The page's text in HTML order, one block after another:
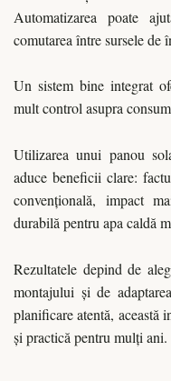
Automatizarea poate
comutarea între sursele de
Un sistem bine integrat
mult control asupra
Utilizarea unui panou
aduce beneficii clare:
convențională, impact
durabilă pentru apa caldă
Rezultatele depind de
montajului și de
planificare atentă, această
și practică pentru mulți ani.